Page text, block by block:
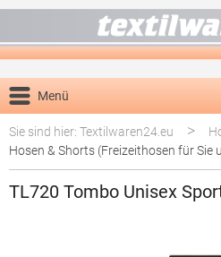
Menü
Sie sind hier: Textilwaren24.eu
>
Hosen & Shorts (Freizeithosen für Sie
TL720 Tombo Unisex